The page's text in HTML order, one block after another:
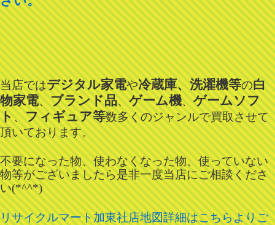
当店ではデジタル家電や冷蔵庫、洗濯機等の白
物家電、ブランド品、ゲーム機、ゲームソフ
ト、フィギュア等数多くのジャンルで買取させて
頂いております。
不要になった物、使わなくなった物、使っていない
物等がございましたら是非一度当店にご相談くださ
い(*^^*)
リサイクルマート加東社店地図詳細はこちらよりご